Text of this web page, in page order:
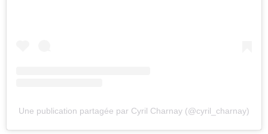
Une publication partagée par Cyril Charnay (@cyril_charnay)